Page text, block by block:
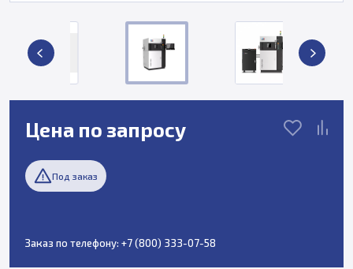
Цена по запросу
Под заказ
Заказ по телефону: +7 (800) 333-07-58